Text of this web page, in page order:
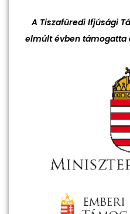
A Tiszafüredi Ifjúsági
elmúlt évben támogatta